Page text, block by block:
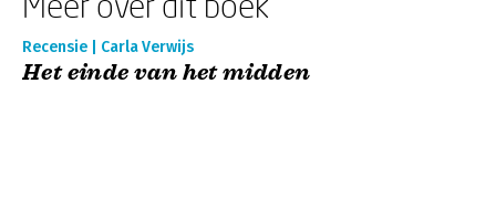
Recensie | Carla Verwijs
Het einde van het midden